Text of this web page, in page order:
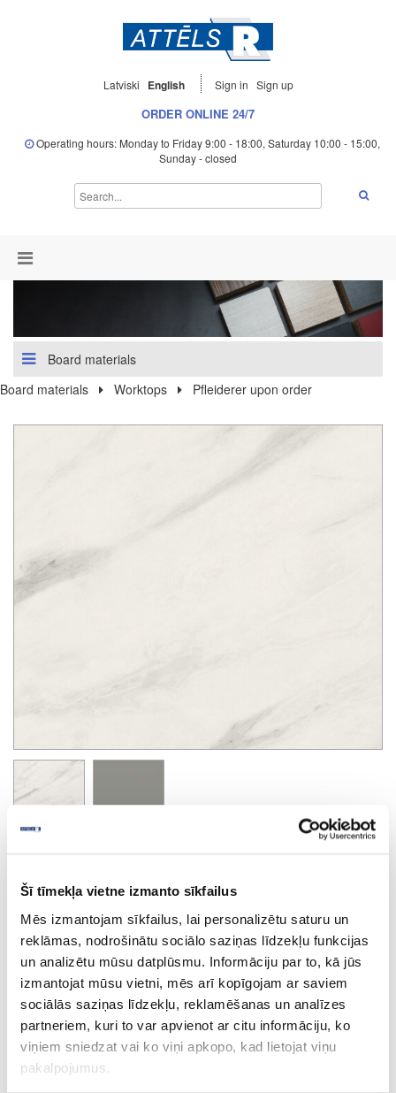
Šī tīmekļa vietne izmanto sīkfailus
Mēs izmantojam sīkfailus, lai personalizētu saturu un
reklāmas, nodrošinātu sociālo saziņas līdzekļu funkcijas
un analizētu mūsu datplūsmu. Informāciju par to, kā jūs
izmantojat mūsu vietni, mēs arī kopīgojam ar saviem
sociālās saziņas līdzekļu, reklamēšanas un analīzes
partneriem, kuri to var apvienot ar citu informāciju, ko
viņiem sniedzat vai ko viņi apkopo, kad lietojat viņu
pakalpojumus.
Latviski English Sign in Sign up
ORDER ONLINE 24/7
Operating hours: Monday to Friday 9:00 - 18:00, Saturday 10:00 - 15:00,
Sunday - closed
Board materials
Board materials
Worktops Pfleiderer upon order
Bianco Marble
Minimālais pasūtījuma apjoms un pasūtījuma solis 2 losnes
Ask question
Share product link
Print